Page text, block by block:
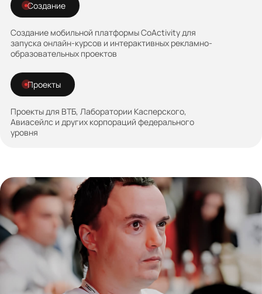
Создание
Создание мобильной платформы CoActivity для
запуска онлайн-курсов и интерактивных рекламно-
образовательных проектов
Проекты
Проекты для ВТБ, Лаборатории Касперского,
Авиасейлс и других корпораций федерального
уровня